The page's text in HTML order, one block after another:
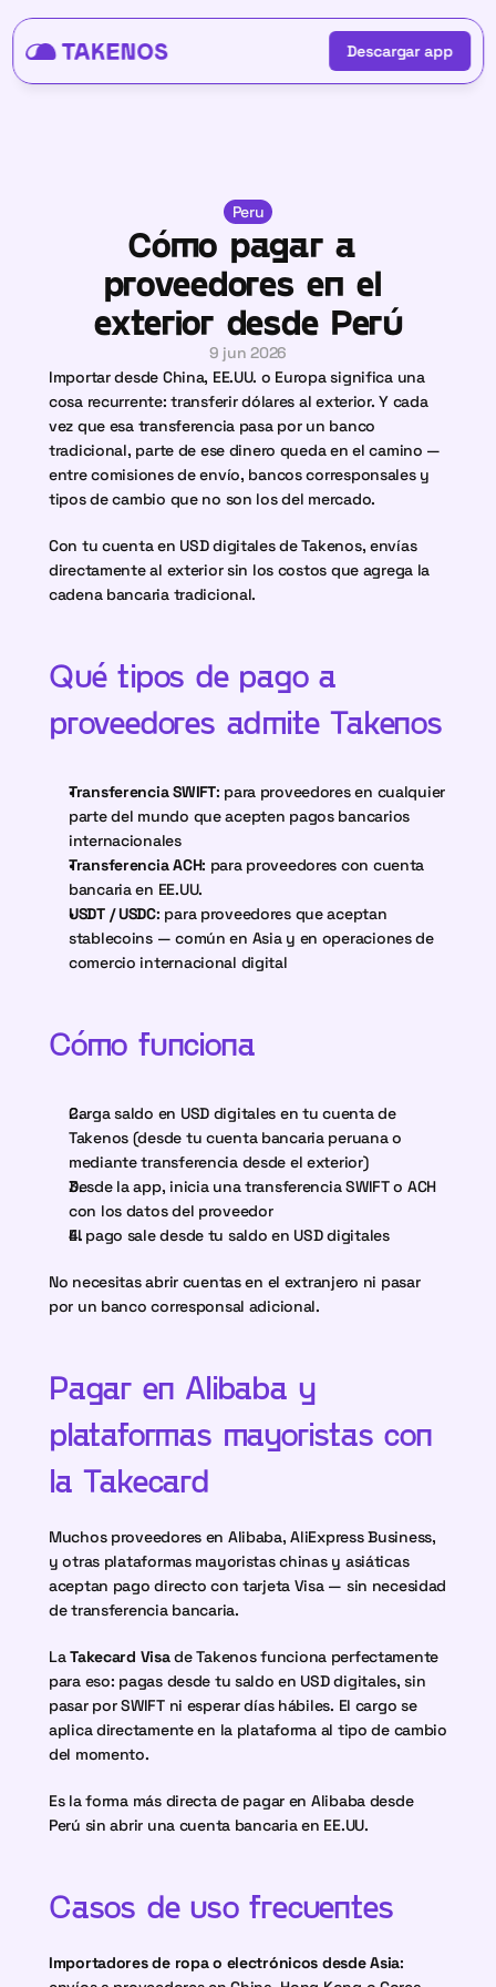
Descargar app
Descargar app
Peru
Cómo pagar a
proveedores en el
exterior desde Perú
9 jun 2026
Importar desde China, EE.UU. o Europa significa una
cosa recurrente: transferir dólares al exterior. Y cada
vez que esa transferencia pasa por un banco
tradicional, parte de ese dinero queda en el camino —
entre comisiones de envío, bancos corresponsales y
tipos de cambio que no son los del mercado.
Con tu cuenta en USD digitales de Takenos, envías
directamente al exterior sin los costos que agrega la
cadena bancaria tradicional.
Qué tipos de pago a
proveedores admite Takenos
Transferencia SWIFT: para proveedores en cualquier
parte del mundo que acepten pagos bancarios
internacionales
Transferencia ACH: para proveedores con cuenta
bancaria en EE.UU.
USDT / USDC: para proveedores que aceptan
stablecoins — común en Asia y en operaciones de
comercio internacional digital
Cómo funciona
Carga saldo en USD digitales en tu cuenta de
Takenos (desde tu cuenta bancaria peruana o
mediante transferencia desde el exterior)
Desde la app, inicia una transferencia SWIFT o ACH
con los datos del proveedor
El pago sale desde tu saldo en USD digitales
No necesitas abrir cuentas en el extranjero ni pasar
por un banco corresponsal adicional.
Pagar en Alibaba y
plataformas mayoristas con
la Takecard
Muchos proveedores en Alibaba, AliExpress Business,
y otras plataformas mayoristas chinas y asiáticas
aceptan pago directo con tarjeta Visa — sin necesidad
de transferencia bancaria.
La Takecard Visa de Takenos funciona perfectamente
para eso: pagas desde tu saldo en USD digitales, sin
pasar por SWIFT ni esperar días hábiles. El cargo se
aplica directamente en la plataforma al tipo de cambio
del momento.
Es la forma más directa de pagar en Alibaba desde
Perú sin abrir una cuenta bancaria en EE.UU.
Casos de uso frecuentes
Importadores de ropa o electrónicos desde Asia: